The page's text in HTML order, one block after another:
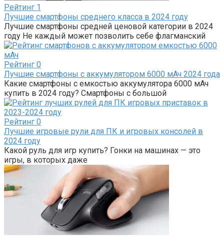
Рейтинг 1
Лучшие смартфоны среднего класса в 2024 году
Лучшие смартфоны средней ценовой категории в 2024
году Не каждый может позволить себе флагманский
Рейтинг 0
Лучшие смартфоны с аккумулятором 6000 мАч 2024 года
Какие смартфоны с емкостью аккумулятора 6000 мАч
купить в 2024 году? Смартфоны с большой
Рейтинг 0
Лучшие игровые рули для ПК и игровых консолей в
2024 году
Какой руль для игр купить? Гонки на машинах — это
игры, в которых даже